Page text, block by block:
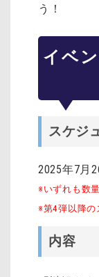
う！
イベ
スケジ
2025年7月
※いずれも数
※第4弾以降の
内容